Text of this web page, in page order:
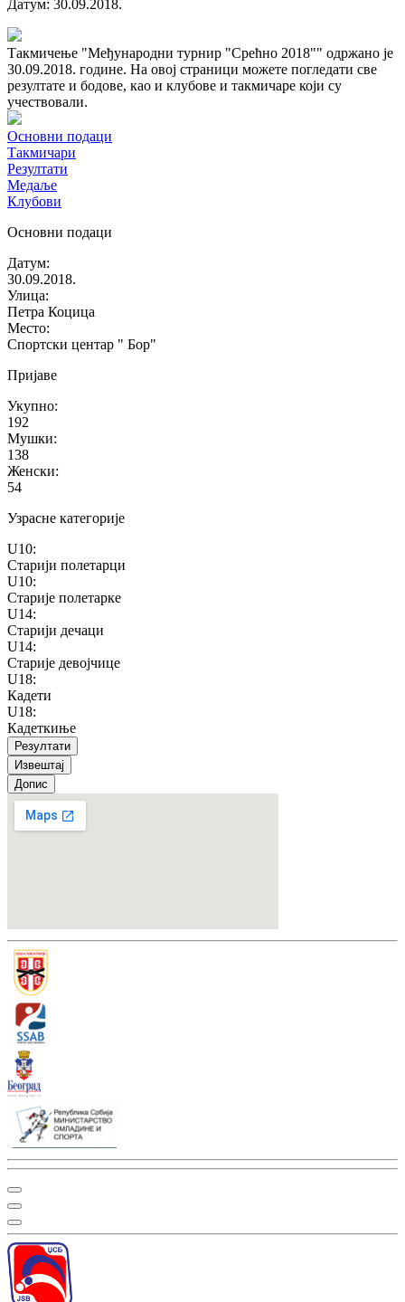
Датум: 30.09.2018.
Такмичење "Међународни турнир "Срећно 2018"" одржано је
30.09.2018. године. На овој страници можете погледати све
резултате и бодове, као и клубове и такмичаре који су
учествовали.
Основни подаци
Такмичари
Резултати
Медаље
Клубови
Основни подаци
Датум:
30.09.2018.
Улица:
Петра Коцица
Место:
Спортски центар " Бор"
Пријаве
Укупно:
192
Мушки:
138
Женски:
54
Узрасне категорије
U10:
Старији полетарци
U10:
Старије полетарке
U14:
Старији дечаци
U14:
Старије девојчице
U18:
Кадети
U18:
Кадеткиње
Резултати
Извештај
Допис